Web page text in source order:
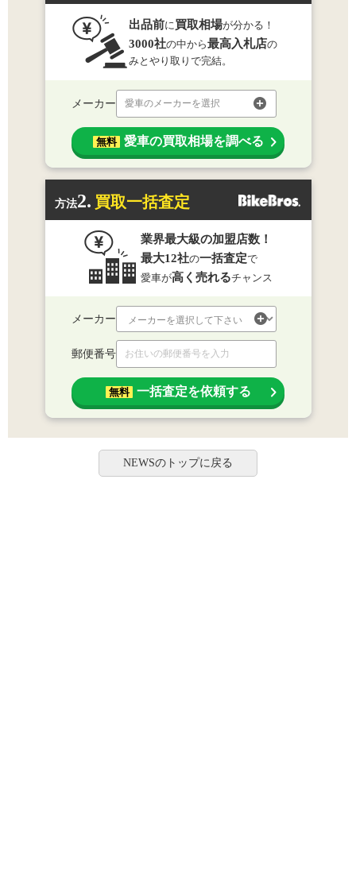
出品前に買取相場が分かる！
3000社の中から最高入札店の
みとやり取りで完結。
メーカー 愛車のメーカーを選択
無料 愛車の買取相場を調べる
方法2. 買取一括査定
業界最大級の加盟店数！
最大12社の一括査定で
愛車が高く売れるチャンス
メーカー
郵便番号
無料 一括査定を依頼する
NEWSのトップに戻る